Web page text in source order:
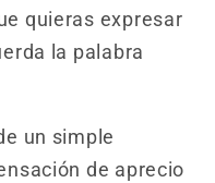
quieras expresar
la palabra
un simple
de aprecio